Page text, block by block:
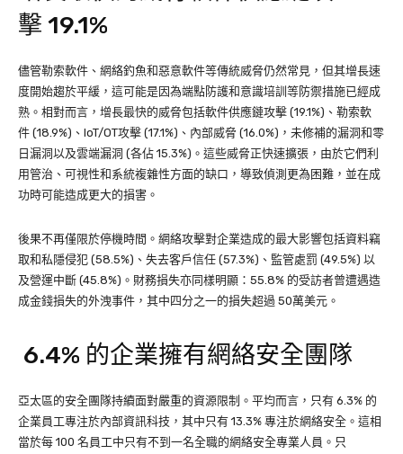
擊 19.1%
儘管勒索軟件、網絡釣魚和惡意軟件等傳統威脅仍然常見，但其增長速
度開始趨於平緩，這可能是因為端點防護和意識培訓等防禦措施已經成
熟。相對而言，增長最快的威脅包括軟件供應鏈攻擊 (19.1%)、勒索軟
件 (18.9%)、IoT/OT攻擊 (17.1%)、內部威脅 (16.0%)，未修補的漏洞和零
日漏洞以及雲端漏洞 (各佔 15.3%)。這些威脅正快速擴張，由於它們利
用管治、可視性和系統複雜性方面的缺口，導致偵測更為困難，並在成
功時可能造成更大的損害。
後果不再僅限於停機時間。網絡攻擊對企業造成的最大影響包括資料竊
取和私隱侵犯 (58.5%)、失去客戶信任 (57.3%)、監管處罰 (49.5%) 以
及營運中斷 (45.8%)。財務損失亦同樣明顯：55.8% 的受訪者曾遭遇造
成金錢損失的外洩事件，其中四分之一的損失超過 50萬美元。
6.4% 的企業擁有網絡安全團隊
亞太區的安全團隊持續面對嚴重的資源限制。平均而言，只有 6.3% 的
企業員工專注於內部資訊科技，其中只有 13.3% 專注於網絡安全。這相
當於每 100 名員工中只有不到一名全職的網絡安全專業人員。只